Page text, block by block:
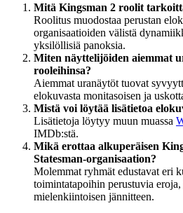
Mitä Kingsman 2 roolit
Roolitus muodostaa perustan
organisaatioiden välistä
yksilöllisiä panoksia.
Miten näyttelijöiden aiemmat
rooleihinsa?
Aiemmat uranäytöt tuovat
elokuvasta monitasoisen ja
Mistä voi löytää lisätietoa
Lisätietoja löytyy muun muassa
IMDb:stä.
Mikä erottaa alkuperäisen
Statesman-organisaation?
Molemmat ryhmät edustavat eri
toimintatapoihin perustuvia
mielenkiintoisen jännitteen.